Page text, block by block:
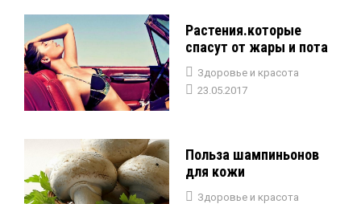
Растения.которые
спасут от жары и пота
Здоровье и красота
23.05.2017
Польза шампиньонов
для кожи
Здоровье и красота